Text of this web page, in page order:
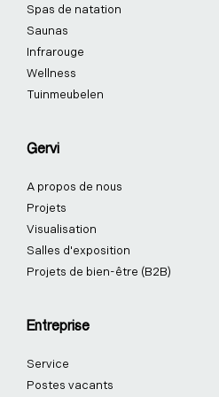
f
i
Spas de natation
Saunas
Infrarouge
Wellness
Tuinmeubelen
Gervi
A propos de nous
Projets
Visualisation
Salles d'exposition
Projets de bien-être (B2B)
Entreprise
Service
Postes vacants